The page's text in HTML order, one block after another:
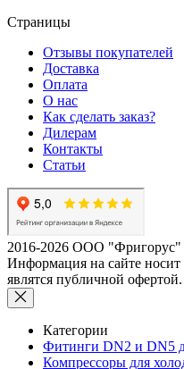
Страницы
Отзывы покупателей
Доставка
Оплата
О нас
Как сделать заказ?
Дилерам
Контакты
Статьи
2016-2026 ООО "Фригорус"
Информация на сайте
являтся публичной офертой.
Категории
Фитинги DN2 и DN5
Компрессоры для